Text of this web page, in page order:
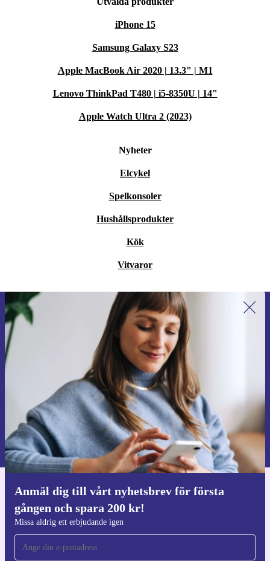
iPhone 15
Samsung Galaxy S23
Apple MacBook Air 2020 | 13.3" | M1
Lenovo ThinkPad T480 | i5-8350U | 14"
Apple Watch Ultra 2 (2023)
Nyheter
Elcykel
Spelkonsoler
Hushållsprodukter
Kök
Vitvaror
Anmäl dig till vårt nyhetsbrev för första
gången och spara 200 kr!
Missa aldrig ett erbjudande igen
Anmäl dig till vårt nyhetsbrev för
första gången och spara 200 kr!
Missa aldrig ett erbjudande igen.
Begär kupong
Information om användningen av personuppgifter finns i vår
Integritetspolicy
Ladda ner refurbed appen
För iOS och Android